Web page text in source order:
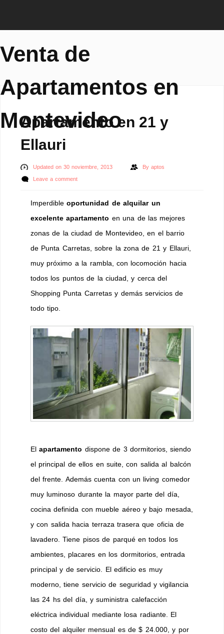
Venta de
Apartamentos en
Montevideo
Apartamento en 21 y
Ellauri
Updated on 30 noviembre, 2013 By aptos
Leave a comment
Imperdibleoportunidad de alquilar un
excelente apartamento en una de las mejores
zonas de la ciudad de Montevideo, en el barrio
de Punta Carretas, sobre la zona de 21 y Ellauri,
muy próximo a la rambla, con locomoción hacia
todos los puntos de la ciudad, y cerca del
Shopping Punta Carretas y demás servicios de
todo tipo.
Elapartamento dispone de 3 dormitorios, siendo
el principal de ellos en suite, con salida al balcón
del frente. Además cuenta con un living comedor
muy luminoso durante la mayor parte del día,
cocina definida con mueble aéreo y bajo mesada,
y con salida hacia terraza trasera que oficia de
lavadero. Tiene pisos de parqué en todos los
ambientes, placares en los dormitorios, entrada
principal y de servicio. El edificio es muy
moderno, tiene servicio de seguridad y vigilancia
las 24 hs del día, y suministra calefacción
eléctrica individual mediante losa radiante. El
costo del alquiler mensual es de $ 24.000, y por